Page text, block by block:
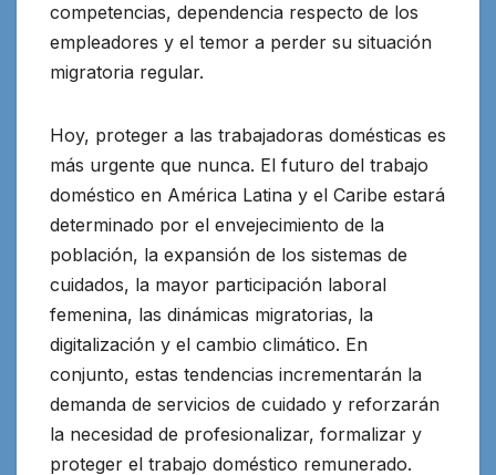
competencias, dependencia respecto de los
empleadores y el temor a perder su situación
migratoria regular.
Hoy, proteger a las trabajadoras domésticas es
más urgente que nunca. El futuro del trabajo
doméstico en América Latina y el Caribe estará
determinado por el envejecimiento de la
población, la expansión de los sistemas de
cuidados, la mayor participación laboral
femenina, las dinámicas migratorias, la
digitalización y el cambio climático. En
conjunto, estas tendencias incrementarán la
demanda de servicios de cuidado y reforzarán
la necesidad de profesionalizar, formalizar y
proteger el trabajo doméstico remunerado.